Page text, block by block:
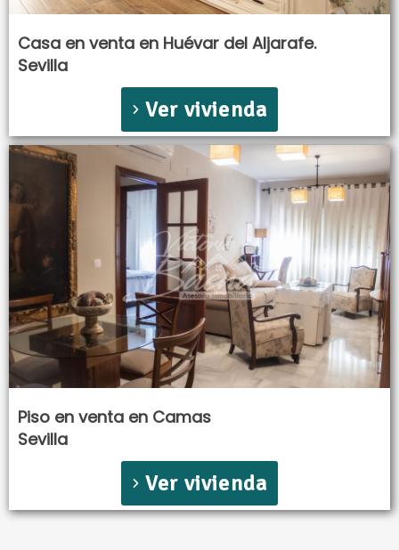
Casa en venta en Huévar del Aljarafe.
Sevilla
Ver vivienda
Piso en venta en Camas
Sevilla
Ver vivienda